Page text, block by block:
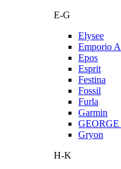
E-G
Elysee
Emporio
Epos
Esprit
Festina
Fossil
Furla
Garmin
Gryon
H-K